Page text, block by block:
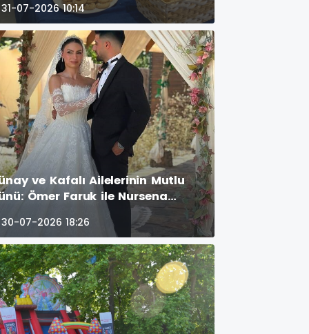
31-07-2026 10:14
ve Kafalı Ailelerinin Mutlu
Ömer Faruk ile Nursena
Girdi! GÜNÜN ÖNE
FOTOĞRAF KARELERİ
30-07-2026 18:26